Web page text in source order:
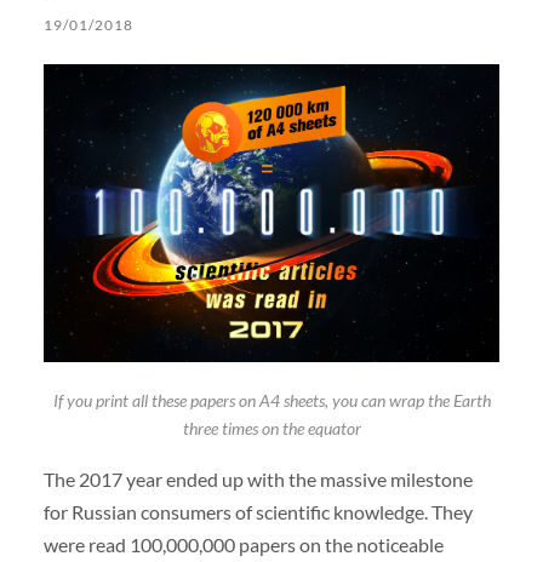
19/01/2018
If you print all these papers on A4 sheets, you can wrap the Earth
three times on the equator
The 2017 year ended up with the massive milestone
for Russian consumers of scientific knowledge. They
were read 100,000,000 papers on the noticeable